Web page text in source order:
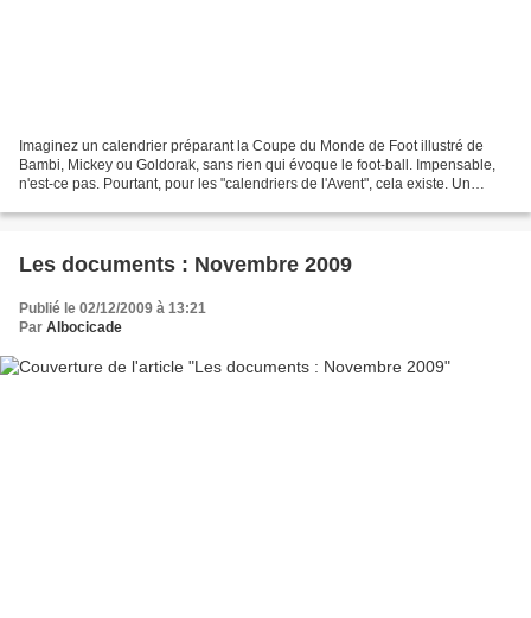
Imaginez un calendrier préparant la Coupe du Monde de Foot illustré de
Bambi, Mickey ou Goldorak, sans rien qui évoque le foot-ball. Impensable,
n'est-ce pas. Pourtant, pour les "calendriers de l'Avent", cela existe. Un
Les documents : Novembre 2009
Publié le 02/12/2009 à 13:21
Par Albocicade